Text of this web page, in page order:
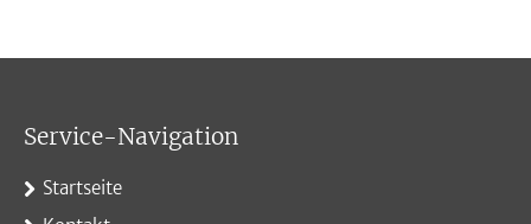
Service-Navigation
Startseite